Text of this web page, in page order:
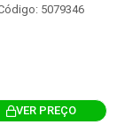
5079346
VER PREÇO